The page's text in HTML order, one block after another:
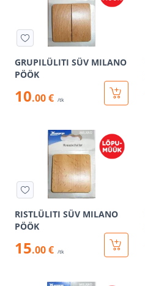
GRUPILÜLITI SÜV MILANO
PÖÖK
10.00 € /tk
RISTLÜLITI SÜV MILANO
PÖÖK
15.00 € /tk